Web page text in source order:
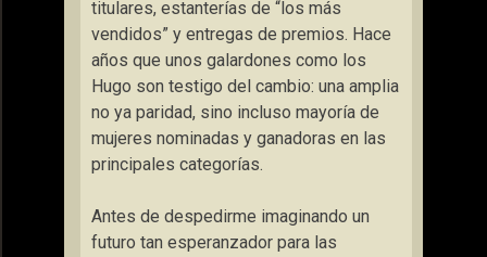
titulares, estanterías de “los más
vendidos” y entregas de premios. Hace
años que unos galardones como los
Hugo son testigo del cambio: una amplia
no ya paridad, sino incluso mayoría de
mujeres nominadas y ganadoras en las
principales categorías.
Antes de despedirme imaginando un
futuro tan esperanzador para las